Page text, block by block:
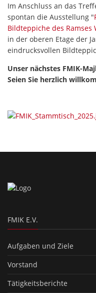
Im Anschluss an das
spontan die Ausstellung "
Bildteppiche des Ramses
in der oberen Etage der
eindrucksvollen
Unser nächstes FMIK-
Seien Sie herzlich
FMIK E.V.
Aufgaben und Ziele
Vorstand
Tätigkeitsberichte